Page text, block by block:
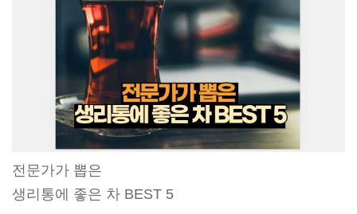
전문가가 뽑은
생리통에 좋은 차 BEST 5